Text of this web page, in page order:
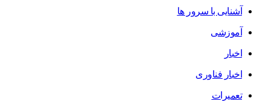
آشنایی با سرور ها
آموزشی
اخبار
اخبار فناوری
تعمیرات